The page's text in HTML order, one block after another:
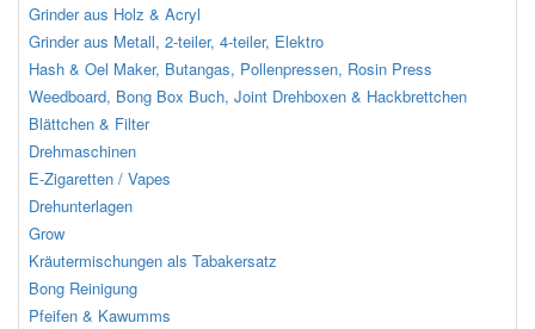
Grinder aus Holz & Acryl
Grinder aus Metall, 2-teiler, 4-teiler, Elektro
Hash & Oel Maker, Butangas, Pollenpressen, Rosin Press
Weedboard, Bong Box Buch, Joint Drehboxen & Hackbrettchen
Blättchen & Filter
Drehmaschinen
E-Zigaretten / Vapes
Drehunterlagen
Grow
Kräutermischungen als Tabakersatz
Bong Reinigung
Pfeifen & Kawumms